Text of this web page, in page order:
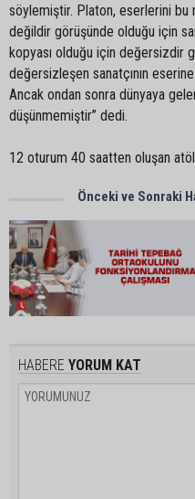
söylemiştir. Platon, eserlerini
değildir görüşünde olduğu için
kopyası olduğu için değersizdir
değersizleşen sanatçının
Ancak ondan sonra dünyaya
düşünmemiştir” dedi.
12 oturum 40 saatten oluşan
Önceki ve Sonraki
HABERE YORUM KAT